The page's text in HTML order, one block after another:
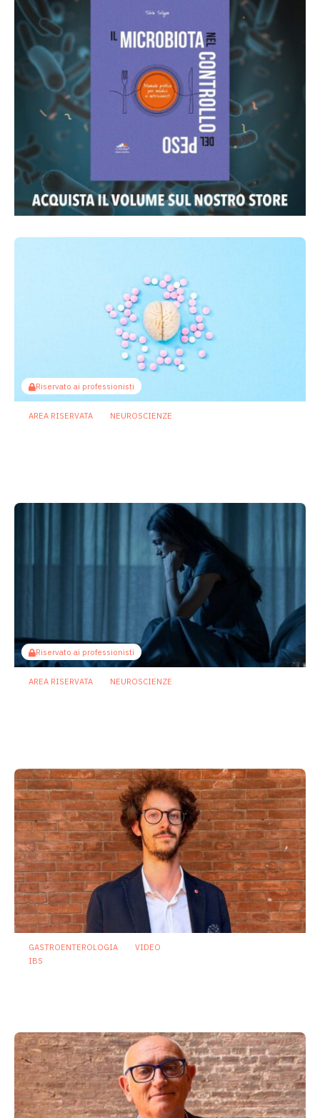
Riservato ai professionisti
AREA RISERVATA NEUROSCIENZE
Riservato ai professionisti
AREA RISERVATA NEUROSCIENZE
GASTROENTEROLOGIA
VIDEO
IBS